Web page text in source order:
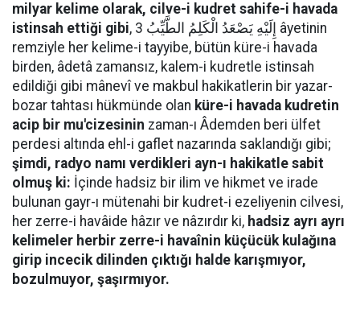
milyar kelime olarak, cilve-i kudret sahife-i havada
istinsah ettiği gibi, إِلَيْهِ يَصْعَدُ الْكَلِمُ الطَّيِّبُ 3 âyetinin
remziyle her kelime-i tayyibe, bütün küre-i havada
birden, âdetâ zamansız, kalem-i kudretle istinsah
edildiği gibi mânevî ve makbul hakikatlerin bir yazar-
bozar tahtası hükmünde olan küre-i havada kudretin
acip bir mu'cizesinin zaman-ı Âdemden beri ülfet
perdesi altında ehl-i gaflet nazarında saklandığı gibi;
şimdi, radyo namı verdikleri ayn-ı hakikatle sabit
olmuş ki: İçinde hadsiz bir ilim ve hikmet ve irade
bulunan gayr-ı mütenahi bir kudret-i ezeliyenin cilvesi,
her zerre-i havâide hâzır ve nâzırdır ki, hadsiz ayrı ayrı
kelimeler herbir zerre-i havaînin küçücük kulağına
girip incecik dilinden çıktığı halde karışmıyor,
bozulmuyor, şaşırmıyor.